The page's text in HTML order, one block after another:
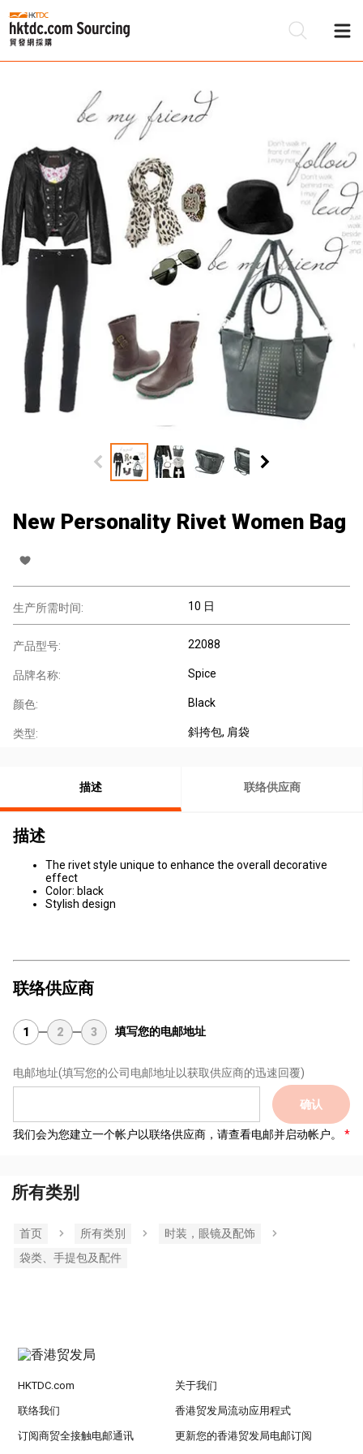
New Personality Rivet Women Bag
生产所需时间: 10 日
产品型号: 22088
品牌名称: Spice
颜色: Black
类型: 斜挎包, 肩袋
描述 联络供应商
描述
The rivet style unique to enhance the overall decorative
effect
Color: black
Stylish design
联络供应商
1 2 3 填写您的电邮地址
电邮地址(填写您的公司电邮地址以获取供应商的迅速回覆)
确认
我们会为您建立一个帐户以联络供应商，请查看电邮并启动帐户。
所有类别
首页 所有类別
时装，眼镜及配饰
袋类、手提包及配件
HKTDC.com 关于我们
联络我们 香港贸发局流动应用程式
订阅商贸全接触电邮通讯 更新您的香港贸发局电邮订阅